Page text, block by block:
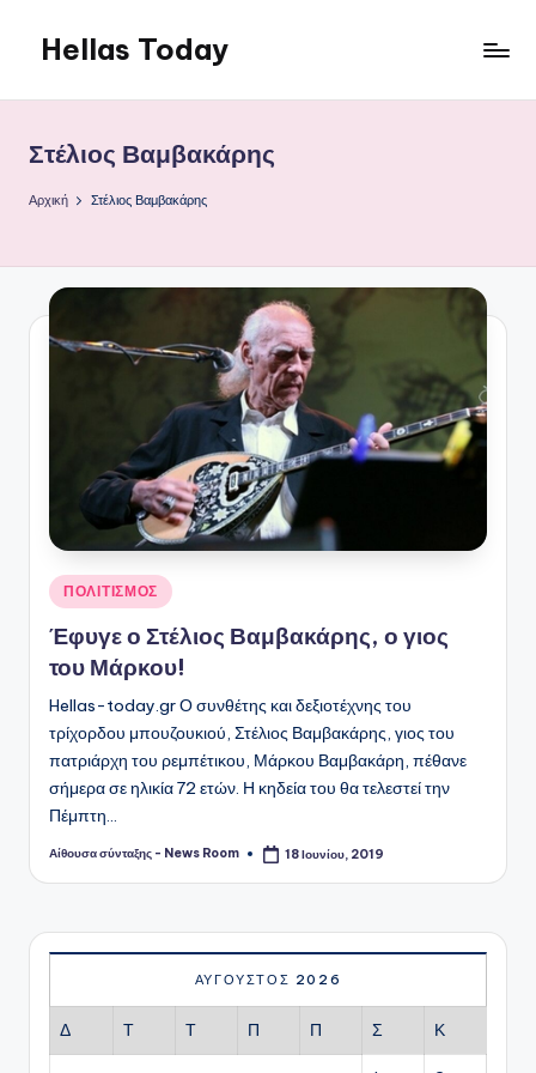
Μετάβαση
περιεχόμενο
Hellas Today
Στέλιος Βαμβακάρης
Αρχική Στέλιος Βαμβακάρης
Αναρτήθηκε
σε
ΠΟΛΙΤΙΣΜΟΣ
Έφυγε ο Στέλιος Βαμβακάρης, ο γιος
του Μάρκου!
Hellas-today.gr Ο συνθέτης και δεξιοτέχνης του
τρίχορδου μπουζουκιού, Στέλιος Βαμβακάρης, γιος του
πατριάρχη του ρεμπέτικου, Μάρκου Βαμβακάρη, πέθανε
σήμερα σε ηλικία 72 ετών. Η κηδεία του θα τελεστεί την
Πέμπτη…
Συγγραφέας:
Αίθουσα σύνταξης - News Room 18 Ιουνίου, 2019
ΑΎΓΟΥΣΤΟΣ 2026
Δ Τ Τ Π Π Σ Κ